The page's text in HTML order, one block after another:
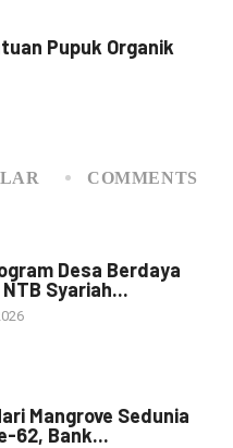
Pupuk Organik
COMMENTS
Desa Berdaya
Syariah...
Mangrove Sedunia
62, Bank...